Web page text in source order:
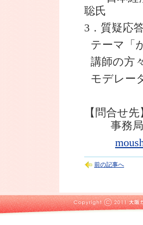
聡氏
3 ．質疑応
テーマ「
講師の方
モデレー
【問合せ先
事務
前の記事へ